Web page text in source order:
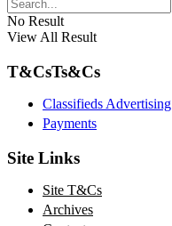
No Result
View All Result
T&CsTs&Cs
Classifieds Advertising
Payments
Site Links
Site T&Cs
Archives